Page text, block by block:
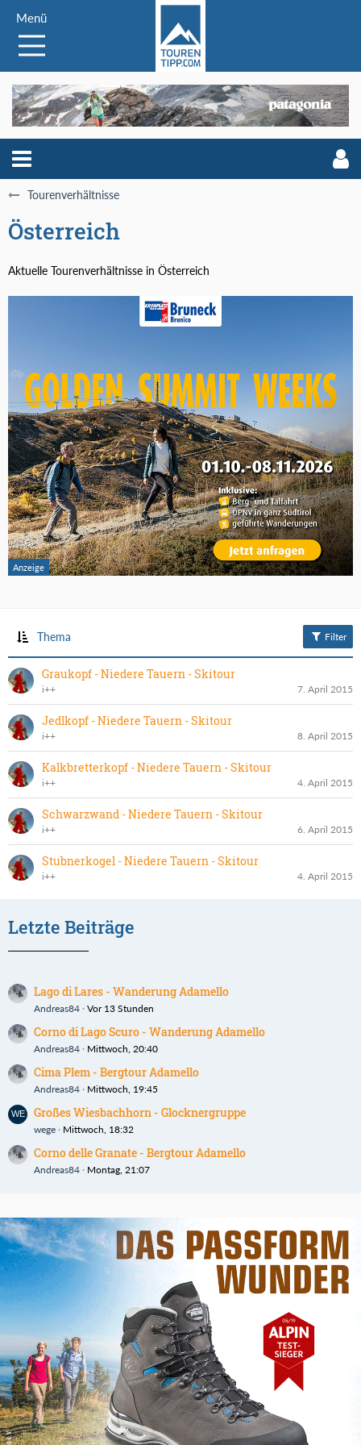
Menü
Tourenverhältnisse
Österreich
Aktuelle Tourenverhältnisse in Österreich
Thema Filter
Graukopf - Niedere Tauern - Skitour
i++ 7. April 2015
Jedlkopf - Niedere Tauern - Skitour
i++ 8. April 2015
Kalkbretterkopf - Niedere Tauern - Skitour
i++ 4. April 2015
Schwarzwand - Niedere Tauern - Skitour
i++ 6. April 2015
Stubnerkogel - Niedere Tauern - Skitour
i++ 4. April 2015
Letzte Beiträge
Lago di Lares - Wanderung Adamello
Andreas84 Vor 13 Stunden
Corno di Lago Scuro - Wanderung Adamello
Andreas84 Mittwoch, 20:40
Cima Plem - Bergtour Adamello
Andreas84 Mittwoch, 19:45
Großes Wiesbachhorn - Glocknergruppe
wege Mittwoch, 18:32
Corno delle Granate - Bergtour Adamello
Andreas84 Montag, 21:07